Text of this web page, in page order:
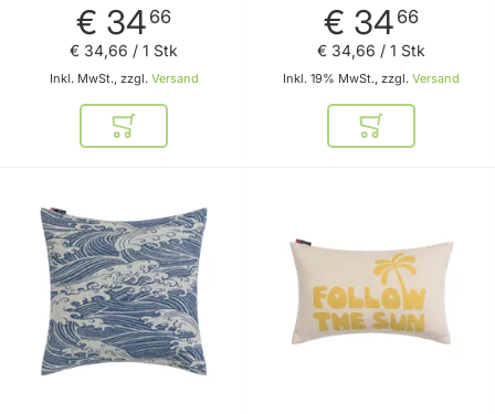
€ 34 66
Inkl. MwSt., zzgl. Versand
€ 34,66 / 1 Stk
In den Warenkorb
€ 34 66
Inkl. 19% MwSt., zzgl. Versand
€ 34,66 / 1 Stk
In den